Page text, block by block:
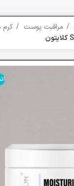
مراقبت پوست
کرم